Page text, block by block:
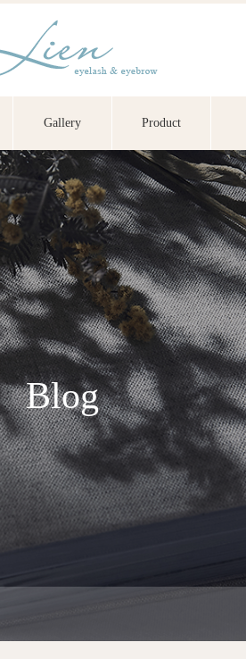
Gallery Product
Blog